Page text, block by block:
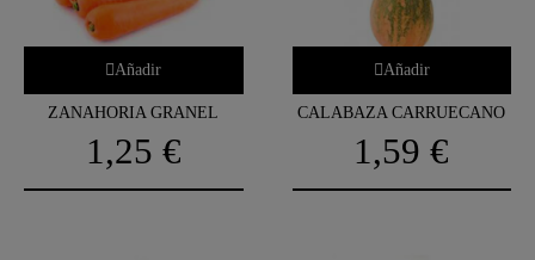
Añadir
ZANAHORIA GRANEL
1,25 €
Añadir
CALABAZA CARRUECANO
1,59 €